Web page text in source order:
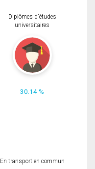
Diplômes d'études
universitaires
30.14 %
En transport en commun